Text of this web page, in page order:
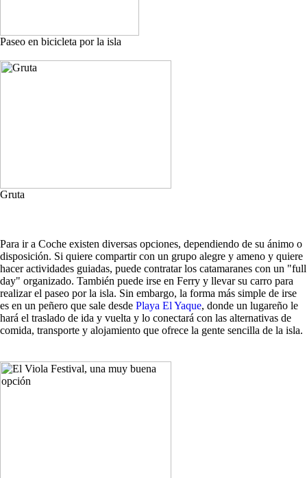
Paseo en bicicleta por la isla
Gruta
Para ir a Coche existen diversas opciones, dependiendo de su ánimo o
disposición. Si quiere compartir con un grupo alegre y ameno y quiere
hacer actividades guiadas, puede contratar los catamaranes con un "full
day" organizado. También puede irse en Ferry y llevar su carro para
realizar el paseo por la isla. Sin embargo, la forma más simple de irse
es en un peñero que sale desde Playa El Yaque, donde un lugareño le
hará el traslado de ida y vuelta y lo conectará con las alternativas de
comida, transporte y alojamiento que ofrece la gente sencilla de la isla.